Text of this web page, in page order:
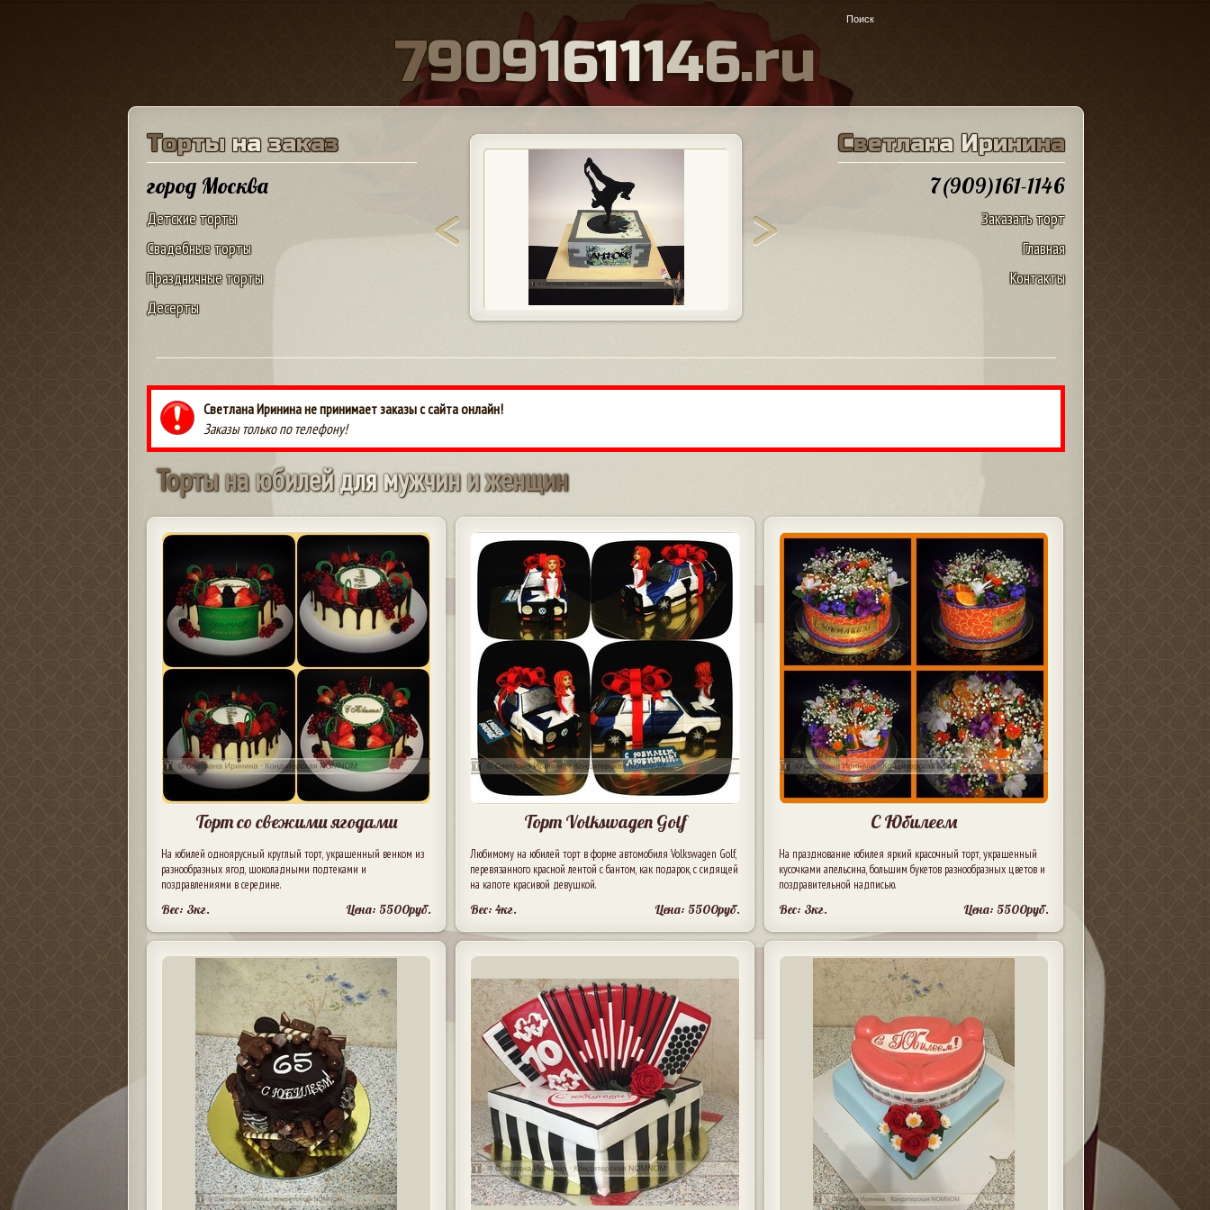
79091611146.ru
Торты на заказ
город Москва
Детские торты
Свадебные торты
Праздничные торты
Десерты
Светлана Иринина
7(909)161-1146
Заказать торт
Главная
Контакты
Светлана Иринина не принимает заказы с сайта онлайн!
Заказы только по телефону!
Тортынаюбилейдлямужчиниженщин
Торт со свежими ягодами
На юбилей одноярусный круглый торт, украшенный венком из
разнообразных ягод, шоколадными подтеками и
поздравлениями в середине.
Вес: 3кг. Цена: 5500руб.
Торт Volkswagen Golf
Любимому на юбилей торт в форме автомобиля Volkswagen Golf,
перевязанного красной лентой с бантом, как подарок, с сидящей
на капоте красивой девушкой.
Вес: 4кг. Цена: 5500руб.
С Юбилеем
На празднование юбилея яркий красочный торт, украшенный
кусочками апельсина, большим букетов разнообразных цветов и
поздравительной надписью.
Вес: 3кг. Цена: 5500руб.